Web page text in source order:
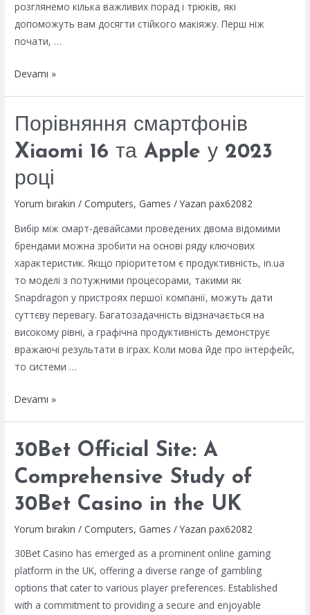
розглянемо кілька важливих порад і трюків, які
допоможуть вам досягти стійкого макіяжу. Перш ніж
почати, …
Стійкий
зберегти
свіжість
протягом
дня
Devamı »
Порівняння смартфонів
Xiaomi 16 та Apple у 2023
році
Yorum bırakın /Computers, Games / Yazan pax62082
Вибір між смарт-девайсами проведених двома відомими
брендами можна зробити на основі ряду ключових
характеристик. Якщо пріоритетом є продуктивність, in.ua
то моделі з потужними процесорами, такими як
Snapdragon у пристроях першої компанії, можуть дати
суттєву перевагу. Багатозадачність відзначається на
високому рівні, а графічна продуктивність демонструє
вражаючі результати в іграх. Коли мова йде про інтерфейс,
то системи …
Порівняння
16
та
Apple
у
році
Devamı »
30Bet Official Site: A
Comprehensive Study of
30Bet Casino in the UK
Yorum bırakın /Computers, Games / Yazan pax62082
30Bet Casino has emerged as a prominent online gaming
platform in the UK, offering a diverse range of gambling
options that cater to various player preferences. Established
with a commitment to providing a secure and enjoyable